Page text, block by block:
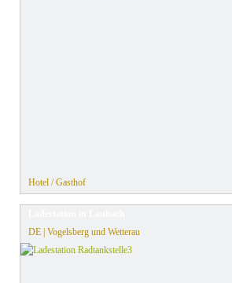
Hotel / Gasthof
DE | Vogelsberg und Wetterau